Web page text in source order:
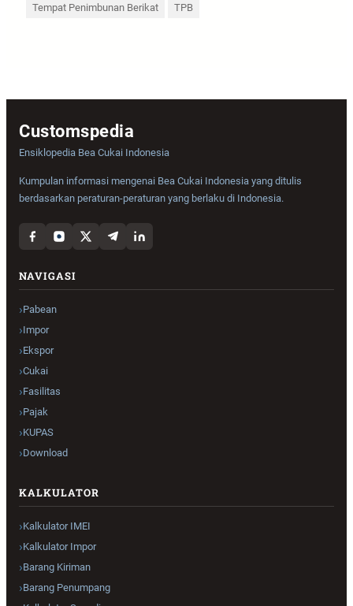
Tempat Penimbunan Berikat
TPB
Customspedia
Ensiklopedia Bea Cukai Indonesia
Kumpulan informasi mengenai Bea Cukai Indonesia yang ditulis
berdasarkan peraturan-peraturan yang berlaku di Indonesia.
NAVIGASI
Pabean
Impor
Ekspor
Cukai
Fasilitas
Pajak
KUPAS
Download
KALKULATOR
Kalkulator IMEI
Kalkulator Impor
Barang Kiriman
Barang Penumpang